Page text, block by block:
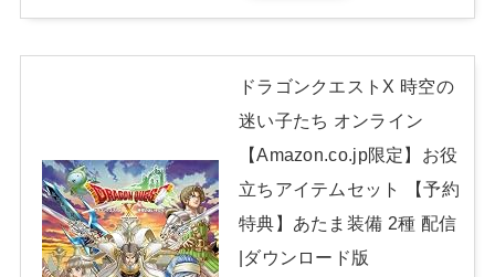
ドラゴンクエストX 時空の
迷い子たち オンライン
【Amazon.co.jp限定】お役
立ちアイテムセット 【予約
特典】あたま装備 2種 配信
|ダウンロード版